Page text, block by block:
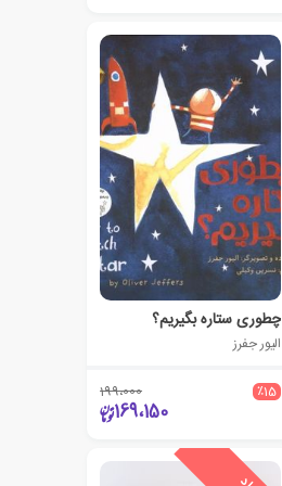
چطوری ستاره بگیریم؟
الیور جفرز
٪15 199،000
169،150